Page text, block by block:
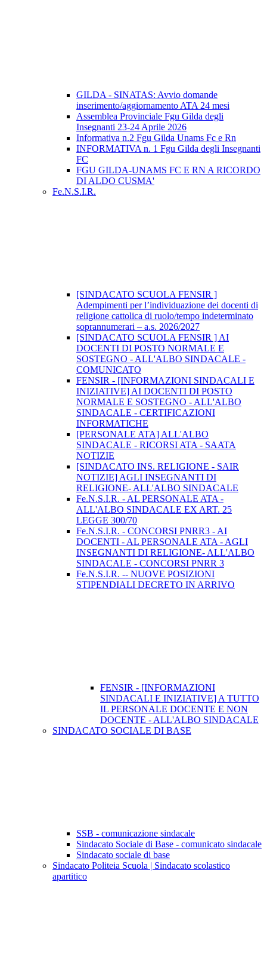
GILDA - SINATAS: Avvio domande
inserimento/aggiornamento ATA 24 mesi
Assemblea Provinciale Fgu Gilda degli
Insegnanti 23-24 Aprile 2026
Informativa n.2 Fgu Gilda Unams Fc e Rn
INFORMATIVA n. 1 Fgu Gilda degli Insegnanti
FC
FGU GILDA-UNAMS FC E RN A RICORDO
DI ALDO CUSMA'
Fe.N.S.I.R.
[SINDACATO SCUOLA FENSIR ]
Adempimenti per l’individuazione dei docenti di
religione cattolica di ruolo/tempo indeterminato
soprannumerari – a.s. 2026/2027
[SINDACATO SCUOLA FENSIR ] AI
DOCENTI DI POSTO NORMALE E
SOSTEGNO - ALL'ALBO SINDACALE -
COMUNICATO
FENSIR - [INFORMAZIONI SINDACALI E
INIZIATIVE] AI DOCENTI DI POSTO
NORMALE E SOSTEGNO - ALL'ALBO
SINDACALE - CERTIFICAZIONI
INFORMATICHE
[PERSONALE ATA] ALL'ALBO
SINDACALE - RICORSI ATA - SAATA
NOTIZIE
[SINDACATO INS. RELIGIONE - SAIR
NOTIZIE] AGLI INSEGNANTI DI
RELIGIONE- ALL'ALBO SINDACALE
Fe.N.S.I.R. - AL PERSONALE ATA -
ALL'ALBO SINDACALE EX ART. 25
LEGGE 300/70
Fe.N.S.I.R. - CONCORSI PNRR3 - AI
DOCENTI - AL PERSONALE ATA - AGLI
INSEGNANTI DI RELIGIONE- ALL'ALBO
SINDACALE - CONCORSI PNRR 3
Fe.N.S.I.R. -- NUOVE POSIZIONI
STIPENDIALI DECRETO IN ARRIVO
FENSIR - [INFORMAZIONI
SINDACALI E INIZIATIVE] A TUTTO
IL PERSONALE DOCENTE E NON
DOCENTE - ALL'ALBO SINDACALE
SINDACATO SOCIALE DI BASE
SSB - comunicazione sindacale
Sindacato Sociale di Base - comunicato sindacale
Sindacato sociale di base
Sindacato Politeia Scuola | Sindacato scolastico
apartitico